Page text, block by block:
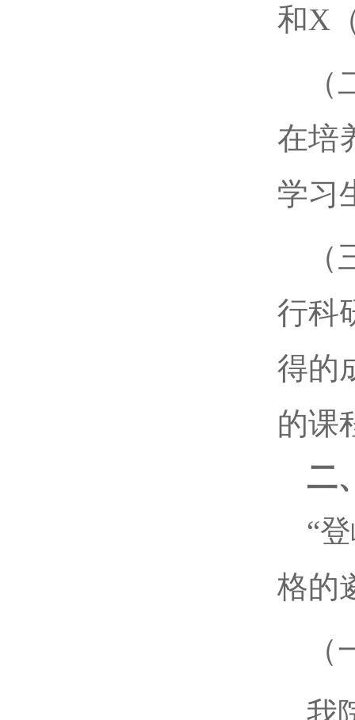
和X
在培
学习
行科
得的
的课
二
“
格的